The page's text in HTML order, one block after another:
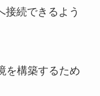
接続できるよう
を構築するため